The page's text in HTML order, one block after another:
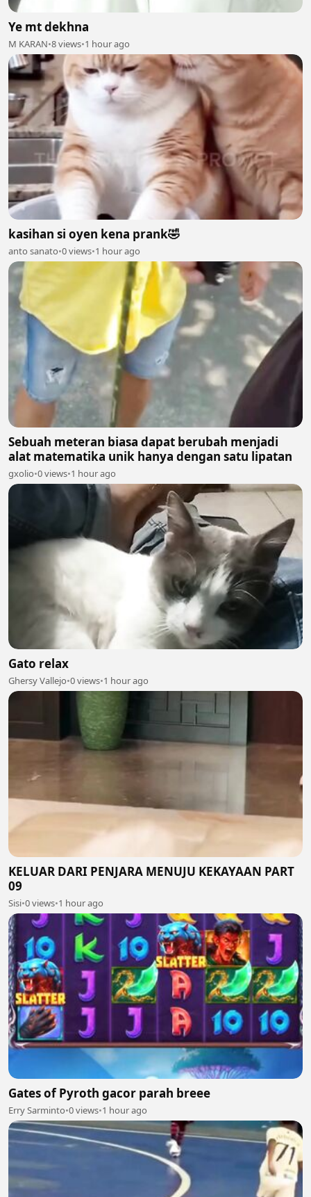
Ye mt dekhna
M KARAN•8 views•1 hour ago
kasihan si oyen kena prank🤣
anto sanato•0 views•1 hour ago
Sebuah meteran biasa dapat berubah menjadi
alat matematika unik hanya dengan satu lipatan
gxolio•0 views•1 hour ago
Gato relax
Ghersy Vallejo•0 views•1 hour ago
KELUAR DARI PENJARA MENUJU KEKAYAAN PART
09
Sisi•0 views•1 hour ago
Gates of Pyroth gacor parah breee
Erry Sarminto•0 views•1 hour ago